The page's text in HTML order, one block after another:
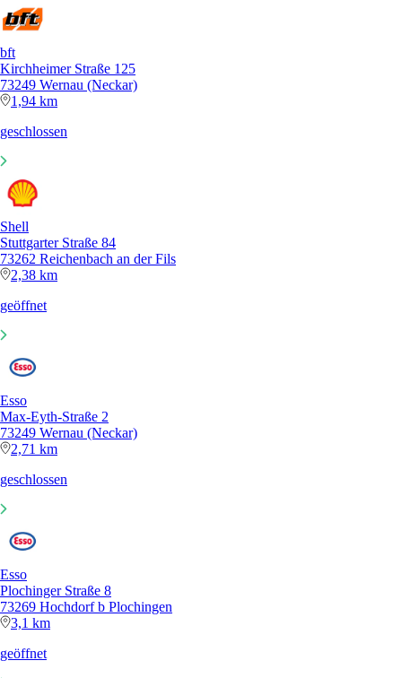
bft
Kirchheimer Straße 125
73249 Wernau (Neckar)
1,94 km
geschlossen
Shell
Stuttgarter Straße 84
73262 Reichenbach an der Fils
2,38 km
geöffnet
Esso
Max-Eyth-Straße 2
73249 Wernau (Neckar)
2,71 km
geschlossen
Esso
Plochinger Straße 8
73269 Hochdorf b Plochingen
3,1 km
geöffnet